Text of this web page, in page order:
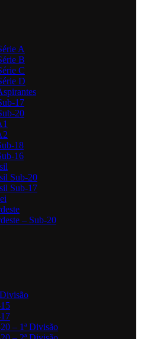
A
B
C
D
17
20
18
16
Sub-20
Sub-17
– Sub-20
– 1ª Divisão